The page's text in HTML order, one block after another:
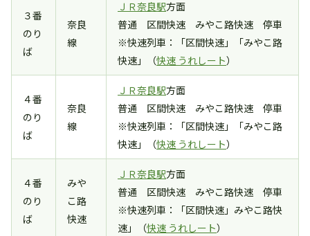
３番
のり
ば
奈良
線
ＪＲ奈良駅方面
普通 区間快速 みやこ路快速 停車
※快速列車：「区間快速」「みやこ路
快速」（快速 うれしート）
４番
のり
ば
奈良
線
ＪＲ奈良駅方面
普通 区間快速 みやこ路快速 停車
※快速列車：「区間快速」「みやこ路
快速」（快速 うれしート）
４番
のり
ば
みや
こ路
快速
ＪＲ奈良駅方面
普通 区間快速 みやこ路快速 停車
※快速列車：「区間快速」みやこ路快
速」（快速 うれしート）